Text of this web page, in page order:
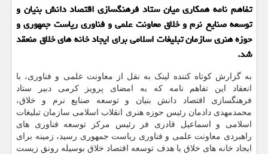
تفاهم نامه همکاری میان ستاد فرهنگسازی اقتصاد دانش بنیان و
توسعه صنایع نرم و خلاق معاونت علمی و فناوری ریاست جمهوری و
حوزه هنری سازمان تبلیغات اسلامی برای ایجاد خانه های خلاق منعقد
شد.
به گزارش کوتاه کننده لینک به نقل از معاونت علمی و فناوری، با
انعقاد این تفاهم نامه که به امضای پرویز کرمی دبیر ستاد
فرهنگسازی اقتصاد دانش بنیان و توسعه صنایع نرم و خلاق،
محمدمهدی دادمان رئیس حوزه هنری انقلاب اسلامی سازمان تبلیغات
اسلامی و اسماعیل قادری فر رئیس مرکز توسعه فناوری های
راهبردی معاونت علمی و فناوری ریاست جمهوری رسید، زمینه برای
ایجاد خانه های خلاق با هدف توسعه اقتصاد خلاق بوسیله رونق زیست